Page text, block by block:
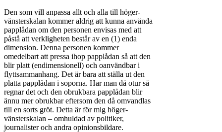
Den som vill anpassa allt och alla till höger-
vänsterskalan kommer aldrig att kunna använda
papplådan om den personen envisas med att
påstå att verkligheten består av en (1) enda
dimension. Denna personen kommer
omedelbart att pressa ihop papplådan så att den
blir platt (endimensionell) och oanvändbar i
flyttsammanhang. Det är bara att ställa ut den
platta papplådan i soporna. Har man då otur så
regnar det och den obrukbara papplådan blir
ännu mer obrukbar eftersom den då omvandlas
till en sorts gröt. Detta är för mig höger-
vänsterskalan – omhuldad av politiker,
journalister och andra opinionsbildare.